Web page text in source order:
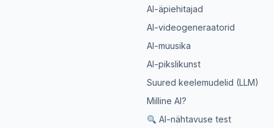
AI-äpiehitajad
AI-videogeneraatorid
AI-muusika
AI-pikslikunst
Suured keelemudelid (LLM)
Milline AI?
AI-nähtavuse test